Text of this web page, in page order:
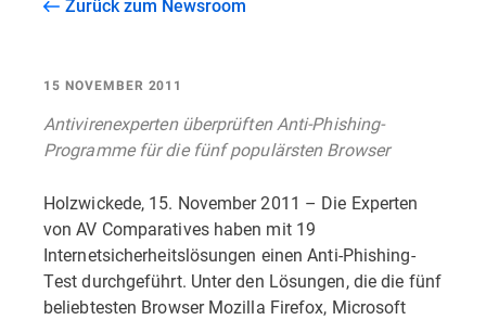
Zurück zum Newsroom
15 NOVEMBER 2011
Antivirenexperten überprüften Anti-Phishing-
Programme für die fünf populärsten Browser
Holzwickede, 15. November 2011 – Die Experten
von AV Comparatives haben mit 19
Internetsicherheitslösungen einen Anti-Phishing-
Test durchgeführt. Unter den Lösungen, die die fünf
beliebtesten Browser Mozilla Firefox, Microsoft